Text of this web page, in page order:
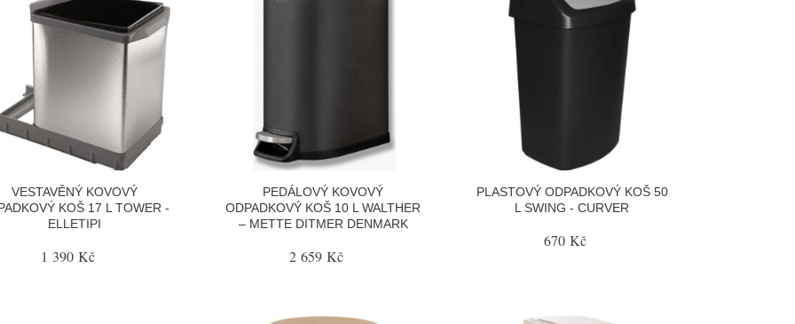
VESTAVĚNÝ KOVOVÝ
KOŠ 17 L TOWER -
ELLETIPI
1 390 Kč
PEDÁLOVÝ KOVOVÝ
ODPADKOVÝ KOŠ 10 L WALTHER
– METTE DITMER DENMARK
2 659 Kč
PLASTOVÝ ODPADKOVÝ KOŠ 50
L SWING - CURVER
670 Kč